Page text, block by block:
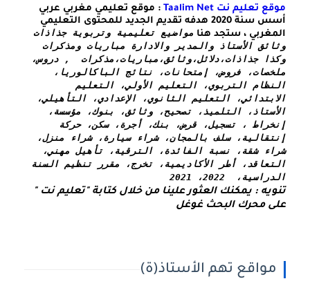
موقع تعليم نت Taalim Net
: موقع تعليمي مغربي عربي
أسس سنة 2020 هدفه تقديم الجديد للمحتوى التعليمي
المغربي ، ستجد هنا
وكذا
الدراسية،  2022، 2021
على محرك البحث غوغل
مواقع تهم الأستاذ(ة)